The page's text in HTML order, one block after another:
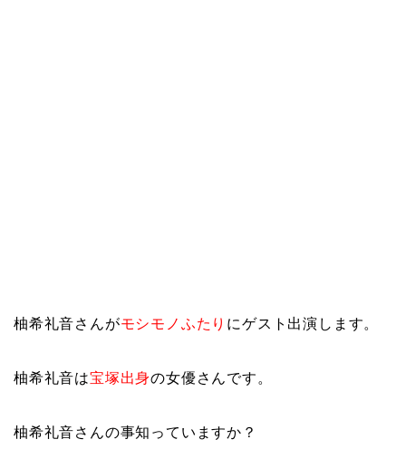
柚希礼音さんがモシモノふたり にゲスト出演します。
柚希礼音は宝塚出身の女優さんです。
柚希礼音さんの事知っていますか？